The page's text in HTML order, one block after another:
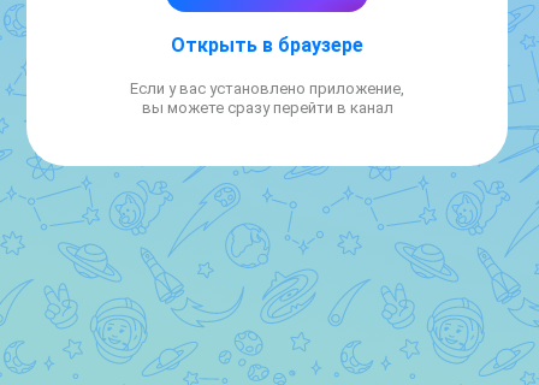
profile/73747647601226/
Открыть в браузере
Если у вас установлено приложение,
вы можете сразу перейти в канал